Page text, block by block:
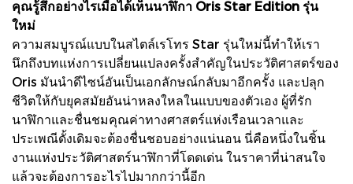
คุณรู้สึกอย่างไรเมื่อได้เห็นนาฬิกา Oris Star Edition รุ่น
ใหม่
ความสมบูรณ์แบบในสไตล์เรโทร Star รุ่นใหม่นี้ทำให้เรา
นึกถึงบทแห่งการเปลี่ยนแปลงครั้งสำคัญในประวัติศาสตร์ของ
Oris มันนำดีไซน์อันเป็นเอกลักษณ์กลับมาอีกครั้ง และปลุก
ชีวิตให้กับยุคสมัยอันน่าหลงใหลในแบบของตัวเอง ผู้ที่รัก
นาฬิกาและชื่นชมคุณค่าทางศาสตร์แห่งเรือนเวลาและ
ประเพณีดั้งเดิมจะต้องชื่นชอบอย่างแน่นอน นี่คือหนึ่งในชิ้น
งานแห่งประวัติศาสตร์นาฬิกาที่โดดเด่น ในราคาที่น่าสนใจ
แล้วจะต้องการอะไรไปมากกว่านี้อีก